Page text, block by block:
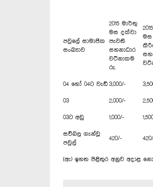
පවුලේ සාමාජික
සංඛ්‍යාව
2015 මාර්තු
මස දක්වා
පැවති
සහනාධාර
වටිනාකම
රු.
මස
04 හෝ 04ට වැඩි 3,000/-
03 2,000/-
03ට අඩු 1,000/-
සවිබල ගැන්වූ
පවුල්
420/-
(ඇ) ඉහත පිළිතුර අනුව අදාළ